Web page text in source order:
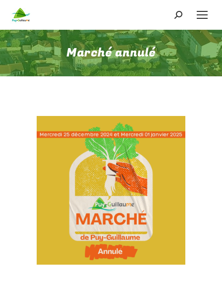
Recherche
:
Marché annulé